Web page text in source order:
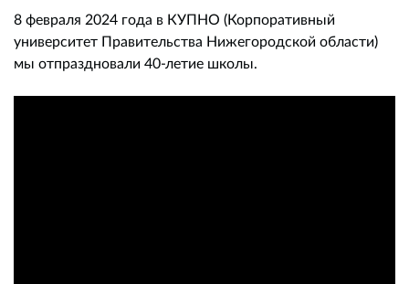
8 февраля 2024 года в КУПНО (Корпоративный
университет Правительства Нижегородской области)
мы отпраздновали 40-летие школы.